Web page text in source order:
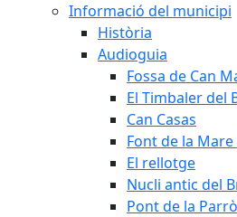
Informació del municipi
Història
Audioguia
Fossa de Can
El Timbaler del
Can Casas
Font de la Mare
El rellotge
Nucli antic del
Pont de la